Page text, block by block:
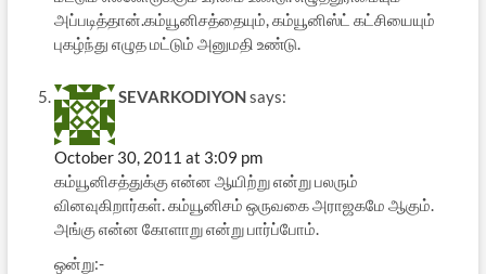
அப்படித்தான்.கம்யூனிசத்தையும், கம்யூனிஸ்ட் கட்சியையும்
புகழ்ந்து எழுத மட்டும் அனுமதி உண்டு.
SEVARKODIYONsays:
October 30, 2011 at 3:09 pm
கம்யூனிசத்துக்கு என்ன ஆயிற்று என்று பலரும்
வினவுகிறார்கள். கம்யூனிசம் ஒருவகை அராஜகமே ஆகும்.
அங்கு என்ன கோளாறு என்று பார்ப்போம்.
ஒன்று:-